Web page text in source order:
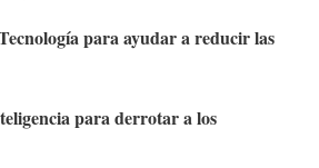
para ayudar a reducir las
para derrotar a los